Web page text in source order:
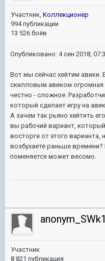
Участник, Коллекционер
994 публикации
13 526 боёв
Опубликовано: 4 сен 2018,
Вот мы сейчас хейтим
скилловым авиком огромная
честно - сложное.
который сделает игру на
А зачем так рьяно хейтить
вы рабочий вариант,
восторге от этого варианта,
возбухаете раньше
поменяется может весомо.
Участник
8 821 публикация